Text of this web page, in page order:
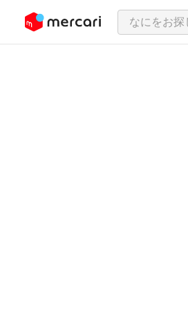
ツにスキップ